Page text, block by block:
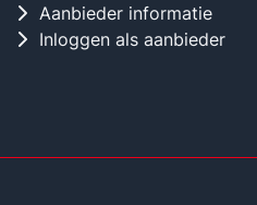
Aanbieder informatie
Inloggen als aanbieder